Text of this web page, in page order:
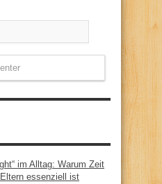
im Alltag: Warum Zeit
essenziell ist